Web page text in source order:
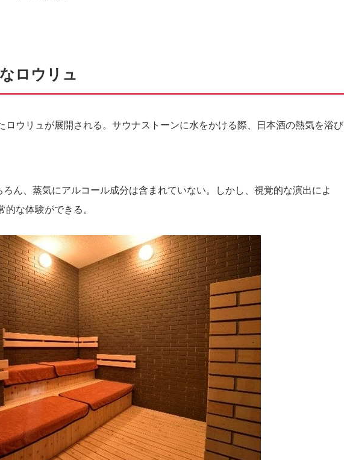
ロウリュ
ウリュが展開される。サウナストーンに水をかける際、日本酒の熱気を浴び
ん、蒸気にアルコール成分は含まれていない。しかし、視覚的な演出によ
な体験ができる。